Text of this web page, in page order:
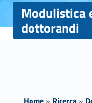
Modulistica
dottorandi